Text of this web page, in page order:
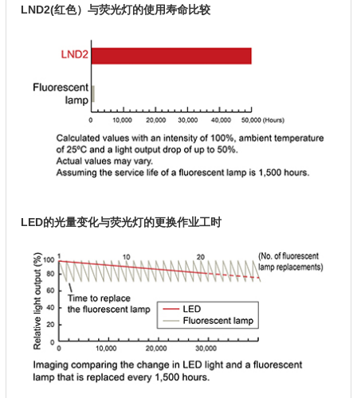
LND2(红色）与荧光灯的使用寿命比较
LED的光量变化与荧光灯的更换作业工时